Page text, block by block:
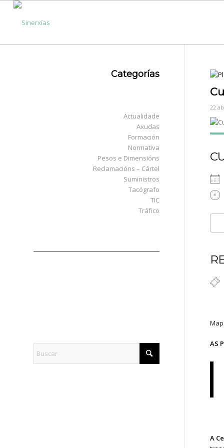
22
AS
A
Categorías
Actualidade
Axudas
Formación
Normativa
Pesos e Dimensións
Reclamacións – Cártel
Suministros
Tacógrafo
TIC
Tráfico